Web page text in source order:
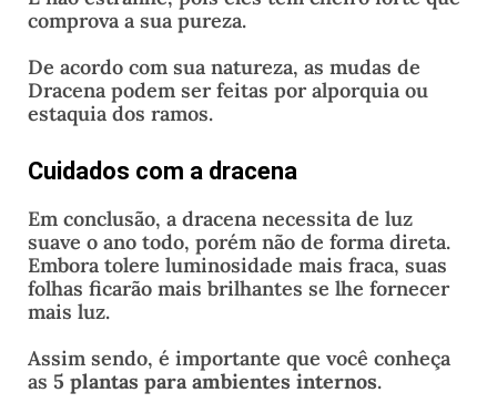
comprova a sua pureza.
De acordo com sua natureza, as mudas de
Dracena podem ser feitas por alporquia ou
estaquia dos ramos.
Cuidados com a dracena
Em conclusão, a dracena necessita de luz
suave o ano todo, porém não de forma direta.
Embora tolere luminosidade mais fraca, suas
folhas ficarão mais brilhantes se lhe fornecer
mais luz.
Assim sendo, é importante que você conheça
as 5 plantas para ambientes internos.